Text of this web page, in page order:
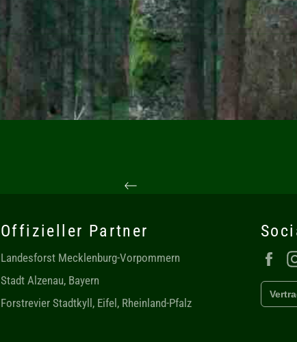
Offizieller Partner
Landesforst Mecklenburg-Vorpommern
Stadt Alzenau, Bayern
Forstrevier Stadtkyll, Eifel, Rheinland-Pfalz